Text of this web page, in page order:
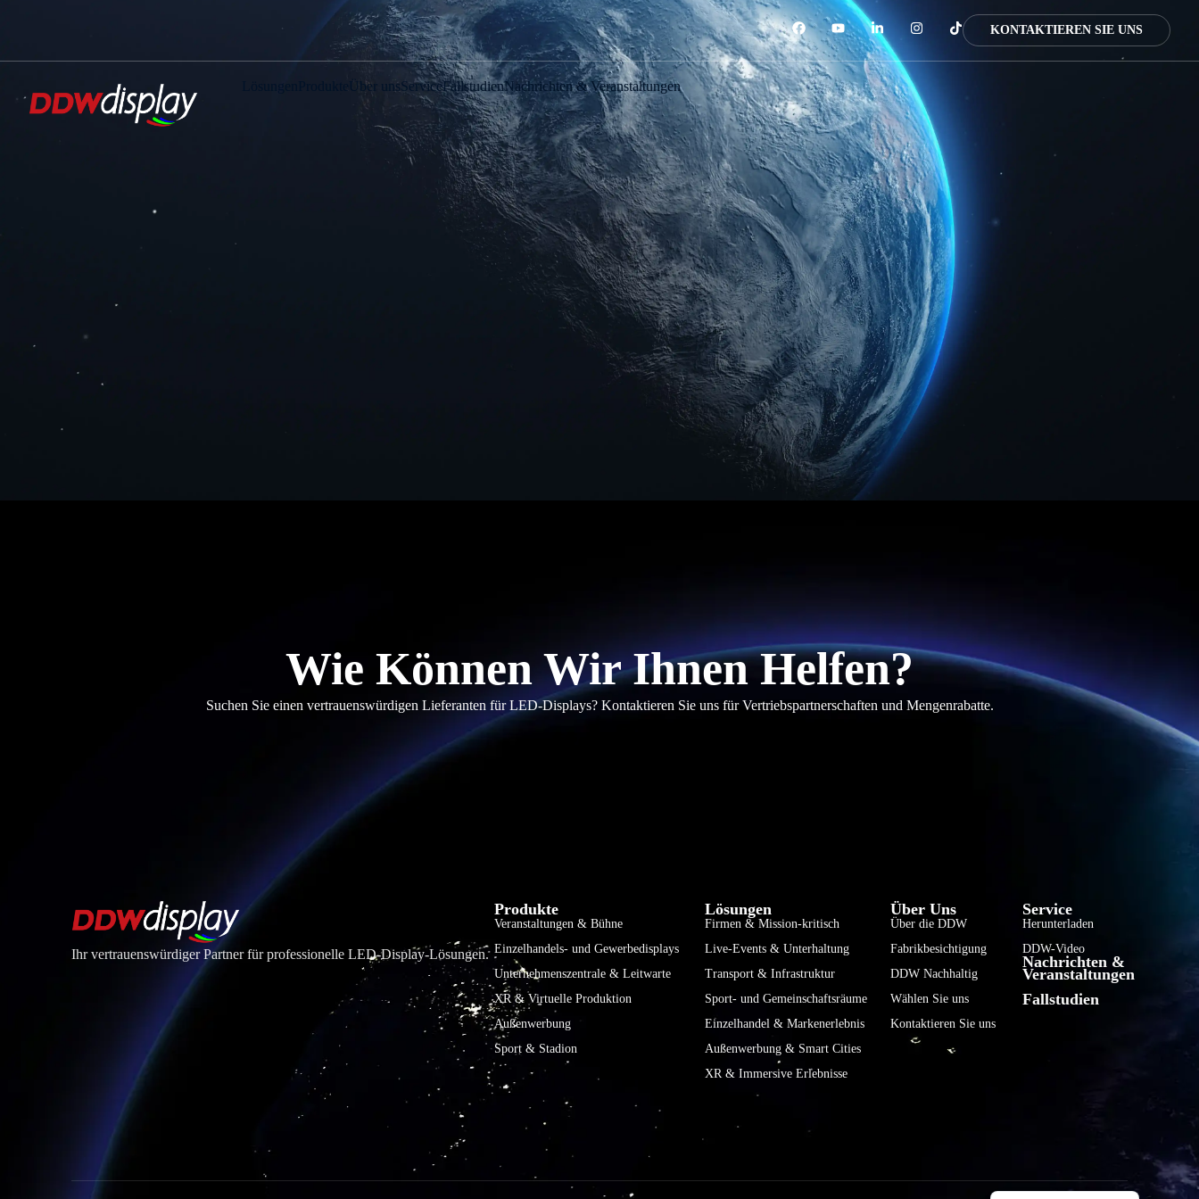
KONTAKTIEREN SIE UNS
Produkte Über unsServiceFallstudienNachrichten & Veranstaltungen
Wie Können Wir Ihnen Helfen?
Suchen Sie einen vertrauenswürdigen Lieferanten für LED-Displays? Kontaktieren Sie uns für Vertriebspartnerschaften und Mengenrabatte.
Ihr vertrauenswürdiger Partner für professionelle LED-Display-Lösungen.
Produkte
Veranstaltungen & Bühne
Einzelhandels- und Gewerbedisplays
Unternehmenszentrale & Leitwarte
XR & Virtuelle Produktion
Außenwerbung
Sport & Stadion
Lösungen
Firmen & Mission-kritisch
Live-Events & Unterhaltung
Transport & Infrastruktur
Sport- und Gemeinschaftsräume
Einzelhandel & Markenerlebnis
Außenwerbung & Smart Cities
XR & Immersive Erlebnisse
Über Uns
Über die DDW
Fabrikbesichtigung
DDW Nachhaltig
Wählen Sie uns
Kontaktieren Sie uns
Service
Herunterladen
DDW-Video
Nachrichten &
Veranstaltungen
Fallstudien
English
Português
Italiano
Tiếng Việt
한국어